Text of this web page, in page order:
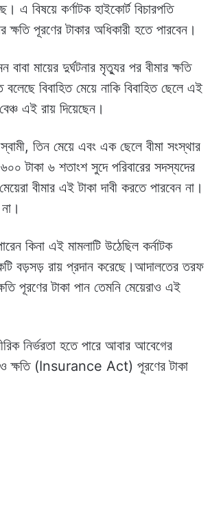
এ বিষয়ে কর্ণাটক হাইকোর্ট বিচারপতি
ক্ষতি পূরণের টাকার অধিকারী হতে পারবেন।
মায়ের দুর্ঘটনার মৃত্যুর পর বীমার ক্ষতি
বিবাহিত মেয়ে নাকি বিবাহিত ছেলে এই
এই রায় দিয়েছেন।
তিন মেয়ে এবং এক ছেলে বীমা সংস্থার
টাকা ৬ শতাংশ সুদে পরিবারের সদস্যদের
বীমার এই টাকা দাবী করতে পারবেন না।
কিনা এই মামলাটি উঠেছিল কর্নাটক
বড়সড় রায় প্রদান করেছে।আদালতের তরফ
পূরণের টাকা পান তেমনি মেয়েরাও এই
নির্ভরতা হতে পারে আবার আবেগের
ক্ষতি (Insurance Act) পূরণের টাকা